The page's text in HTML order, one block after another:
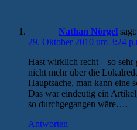
Nathan Nörgel sagt:
29. Oktober 2010 um 3:24
Hast wirklich recht – so sehr
nicht mehr über die
Hauptsache, man kann eine
Das war eindeutig ein
so durchgegangen wäre….
Antworten